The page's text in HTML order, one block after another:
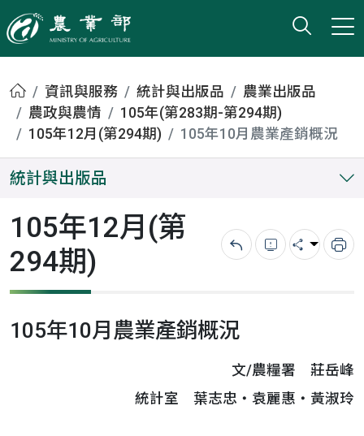
農業部
打開
小版
首頁資訊與服務 統計與出版品
農業出版品
農政與農情
105年(第283期-第294期)
105年12月(第294期)
105年10月農業產銷概況
統計與出版品
105年12月(第
294期)
回上一頁錯誤回報
分享 列
105年10月農業產銷概況
文/農糧署 莊岳峰
統計室 葉志忠‧袁麗惠‧黃淑玲